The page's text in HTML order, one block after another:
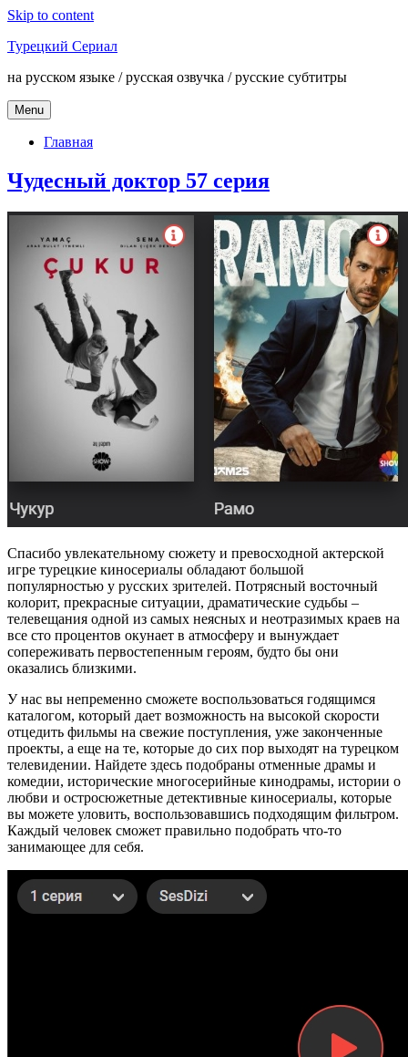
Skip to content
Турецкий Сериал
на русском языке / русская озвучка / русские субтитры
Menu
Главная
Чудесный доктор 57 серия
Спасибо увлекательному сюжету и превосходной актерской
игре турецкие киносериалы обладают большой
популярностью у русских зрителей. Потрясный восточный
колорит, прекрасные ситуации, драматические судьбы –
телевещания одной из самых неясных и неотразимых краев на
все сто процентов окунает в атмосферу и вынуждает
сопереживать первостепенным героям, будто бы они
оказались близкими.
У нас вы непременно сможете воспользоваться годящимся
каталогом, который дает возможность на высокой скорости
отцедить фильмы на свежие поступления, уже законченные
проекты, а еще на те, которые до сих пор выходят на турецком
телевидении. Найдете здесь подобраны отменные драмы и
комедии, исторические многосерийные кинодрамы, истории о
любви и остросюжетные детективные киносериалы, которые
вы можете уловить, воспользовавшись подходящим фильтром.
Каждый человек сможет правильно подобрать что-то
занимающее для себя.